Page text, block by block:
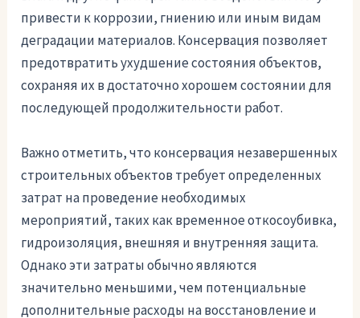
привести к коррозии, гниению или иным видам
деградации материалов. Консервация позволяет
предотвратить ухудшение состояния объектов,
сохраняя их в достаточно хорошем состоянии для
последующей продолжительности работ.
Важно отметить, что консервация незавершенных
строительных объектов требует определенных
затрат на проведение необходимых
мероприятий, таких как временное откосоубивка,
гидроизоляция, внешняя и внутренняя защита.
Однако эти затраты обычно являются
значительно меньшими, чем потенциальные
дополнительные расходы на восстановление и